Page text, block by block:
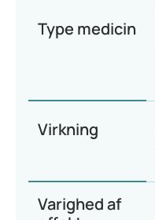
Type medicin
Virkning
Varighed af